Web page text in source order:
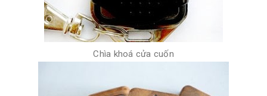
Chìa khoá cửa cuốn